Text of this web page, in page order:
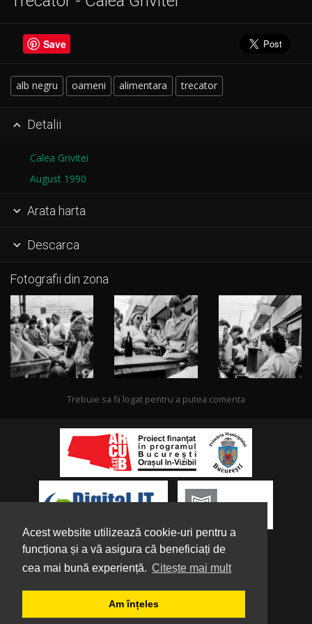
Acest website utilizează cookie-uri pentru a
funcționa și a vă asigura că beneficiați de
cea mai bună experiență. Citește mai mult
Am înțeles
Save
alb negru oameni alimentara trecator
 Detalii
Calea Grivitei
August 1990
 Arata harta
 Descarca
Fotografii din zona
Trebuie sa fii logat pentru a putea comenta
Despre noi | Parteneri
Confidențialitate | Termeni și condiții | Tutorial